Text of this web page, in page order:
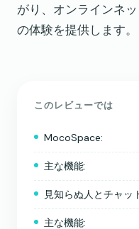
がり、オンラインネ
の体験を提供します。
このレビューでは
MocoSpace:
主な機能:
見知らぬ人とチャッ
主な機能: